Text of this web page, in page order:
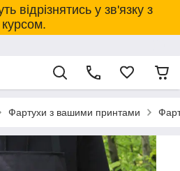
відрізнятись у зв'язку з
курсом.
Фартухи з вашими принтами